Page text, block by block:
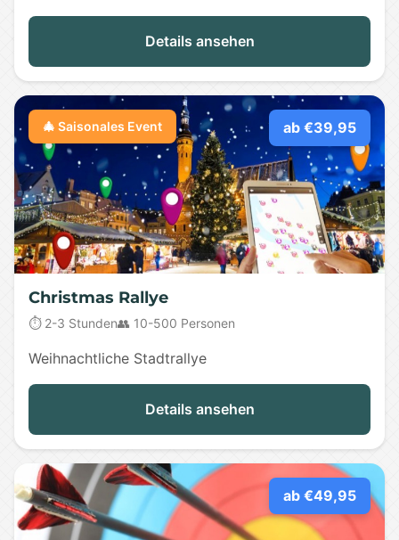
Details ansehen
🎄 Saisonales Event ab €39,95
Christmas Rallye
⏱️ 2-3 Stunden👥 10-500 Personen
Weihnachtliche Stadtrallye
Details ansehen
ab €49,95